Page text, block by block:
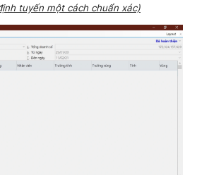
tuyến một cách chuẩn xác)